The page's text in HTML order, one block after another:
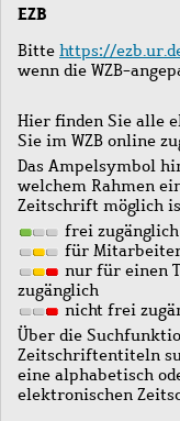
EZB
Bitte https://
wenn die WZB-
Hier finden Sie alle
Sie im WZB online
Das Ampelsymbol
welchem Rahmen
Zeitschrift möglich
frei zugänglich
für
nur für einen
zugänglich
nicht frei
Über die
Zeitschriftentiteln
eine alphabetisch
elektronischen